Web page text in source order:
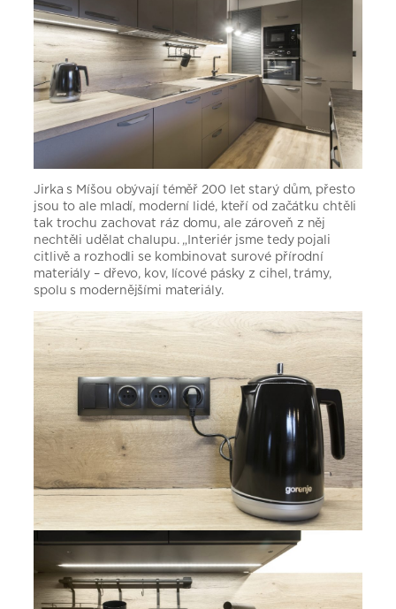
Jirka s Míšou obývají téměř 200 let starý dům, přesto
jsou to ale mladí, moderní lidé, kteří od začátku chtěli
tak trochu zachovat ráz domu, ale zároveň z něj
nechtěli udělat chalupu. „Interiér jsme tedy pojali
citlivě a rozhodli se kombinovat surové přírodní
materiály – dřevo, kov, lícové pásky z cihel, trámy,
spolu s modernějšími materiály.